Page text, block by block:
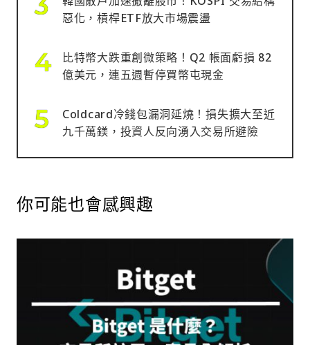
惡化，槓桿ETF放大市場震盪
比特幣大跌重創微策略！Q2 帳面虧損 82
億美元，連五週暫停買幣屯現金
Coldcard冷錢包漏洞延燒！損失擴大至近
九千萬鎂，投資人反向湧入交易所避險
你可能也會感興趣